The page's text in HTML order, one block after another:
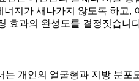
지가 새나가지 않도록 하고,
효과의 완성도를 결정짓습니
개인의 얼굴형과 지방 분포